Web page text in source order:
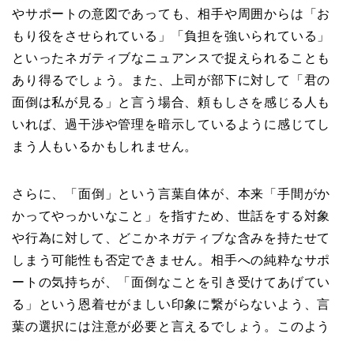
やサポートの意図であっても、相手や周囲からは「お
もり役をさせられている」「負担を強いられている」
といったネガティブなニュアンスで捉えられることも
あり得るでしょう。また、上司が部下に対して「君の
面倒は私が見る」と言う場合、頼もしさを感じる人も
いれば、過干渉や管理を暗示しているように感じてし
まう人もいるかもしれません。
さらに、「面倒」という言葉自体が、本来「手間がか
かってやっかいなこと」を指すため、世話をする対象
や行為に対して、どこかネガティブな含みを持たせて
しまう可能性も否定できません。相手への純粋なサポ
ートの気持ちが、「面倒なことを引き受けてあげてい
る」という恩着せがましい印象に繋がらないよう、言
葉の選択には注意が必要と言えるでしょう。このよう